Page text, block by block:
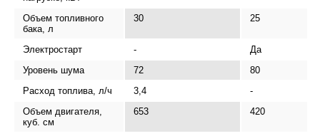
Объем топливного
бака, л
30 25
Электростарт -
Да
Уровень шума
72
80
Расход топлива, л/ч
3,4
-
Объем двигателя,
куб. см
653 420